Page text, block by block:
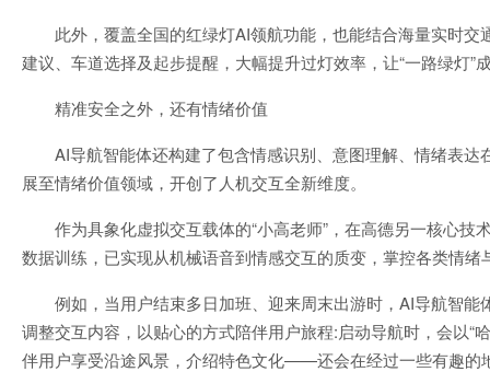
此外，覆盖全国的红绿灯AI领航功能，也能结合海量实时
建议、车道选择及起步提醒，大幅提升过灯效率，让“一路绿灯”
精准安全之外，还有情绪价值
AI导航智能体还构建了包含情感识别、意图理解、情绪表
展至情绪价值领域，开创了人机交互全新维度。
作为具象化虚拟交互载体的“小高老师”，在高德另一核心技
数据训练，已实现从机械语音到情感交互的质变，掌控各类情绪
例如，当用户结束多日加班、迎来周末出游时，AI导航智
调整交互内容，以贴心的方式陪伴用户旅程:启动导航时，会以“
伴用户享受沿途风景，介绍特色文化——还会在经过一些有趣的